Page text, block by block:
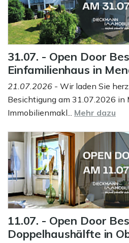
31.07. - Open Door
Einfamilienhaus in
21.07.2026 - Wir laden Sie
Besichtigung am 31.07.2026 in
Immobilienmakl... Mehr dazu
11.07. - Open Door
Doppelhaushälfte in